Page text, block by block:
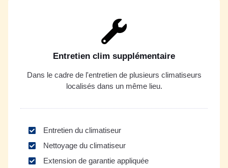
Entretien clim supplémentaire
Dans le cadre de l'entretien de plusieurs climatiseurs
localisés dans un même lieu.
Entretien du climatiseur
Nettoyage du climatiseur
Extension de garantie appliquée